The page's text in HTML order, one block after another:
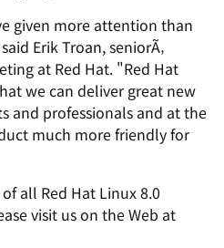
given more attention than
Erik Troan, seniorÃ‚
at Red Hat. "Red Hat
we can deliver great new
and professionals and at the
much more friendly for
all Red Hat Linux 8.0
visit us on the Web at